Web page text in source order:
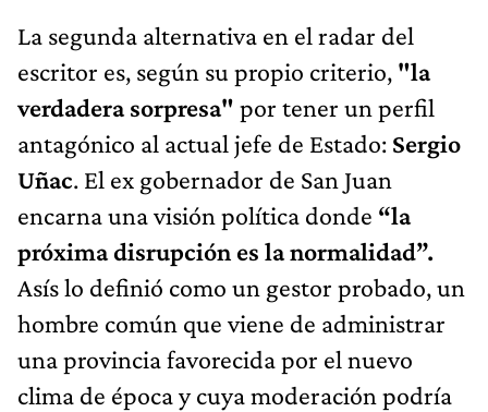
La segunda alternativa en el radar del
escritor es, según su propio criterio, "la
verdadera sorpresa" por tener un perfil
antagónico al actual jefe de Estado: Sergio
Uñac. El ex gobernador de San Juan
encarna una visión política donde “la
próxima disrupción es la normalidad”.
Asís lo definió como un gestor probado, un
hombre común que viene de administrar
una provincia favorecida por el nuevo
clima de época y cuya moderación podría